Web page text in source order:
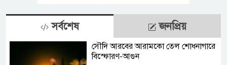
সর্বশেষ জনপ্রিয়
সৌদি আরবের আরামকো তেল শোধনাগারে
বিস্ফোরণ-আগুন